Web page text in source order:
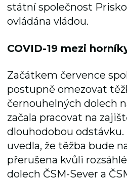
státní společnost
ovládána vládou.
COVID-19 mezi
Začátkem července
postupně omezovat
černouhelných dolech
začala pracovat na
dlouhodobou
uvedla, že těžba bude
přerušena kvůli
dolech ČSM-Sever a